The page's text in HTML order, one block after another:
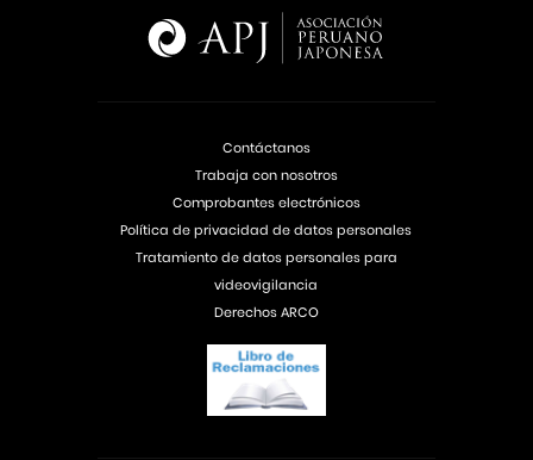
Contáctanos
Trabaja con nosotros
Comprobantes electrónicos
Política de privacidad de datos personales
Tratamiento de datos personales para
videovigilancia
Derechos ARCO